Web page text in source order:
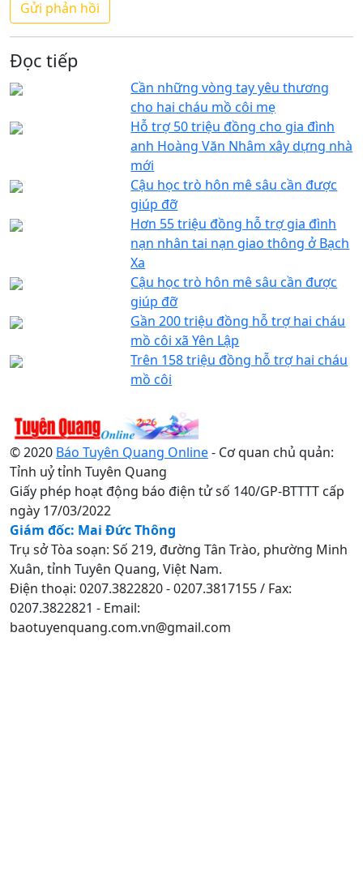
Đọc tiếp
Cần những vòng tay yêu thương
cho hai cháu mồ côi mẹ
Hỗ trợ 50 triệu đồng cho gia đình
anh Hoàng Văn Nhâm xây dựng nhà
mới
Cậu học trò hôn mê sâu cần được
giúp đỡ
Hơn 55 triệu đồng hỗ trợ gia đình
nạn nhân tai nạn giao thông ở Bạch
Xa
Cậu học trò hôn mê sâu cần được
giúp đỡ
Gần 200 triệu đồng hỗ trợ hai cháu
mồ côi xã Yên Lập
Trên 158 triệu đồng hỗ trợ hai cháu
mồ côi
© 2020 Báo Tuyên Quang Online- Cơ quan chủ quản:
Tỉnh uỷ tỉnh Tuyên Quang
Giấy phép hoạt động báo điện tử số 140/GP-BTTTT cấp
ngày 17/03/2022
Giám đốc: Mai Đức Thông
Trụ sở Tòa soạn: Số 219, đường Tân Trào, phường Minh
Xuân, tỉnh Tuyên Quang, Việt Nam.
Điện thoại: 0207.3822820 - 0207.3817155 / Fax:
0207.3822821 - Email:
baotuyenquang.com.vn@gmail.com